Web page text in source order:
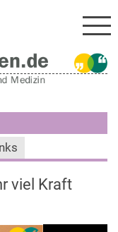
viel Kraft